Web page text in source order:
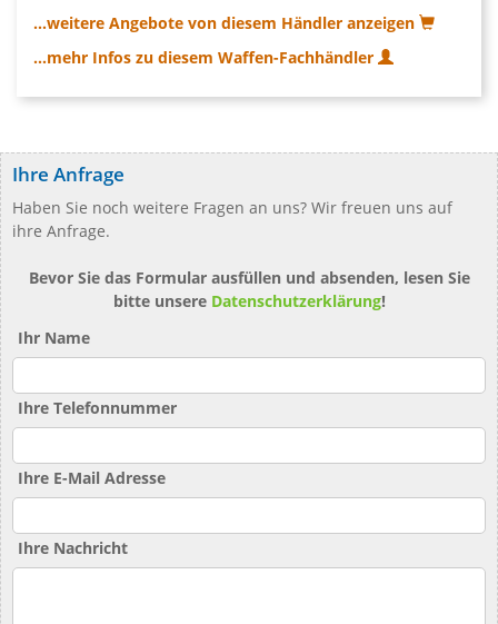
...weitere Angebote von diesem Händler anzeigen
...mehr Infos zu diesem Waffen-Fachhändler
Ihre Anfrage
Haben Sie noch weitere Fragen an uns? Wir freuen uns auf
ihre Anfrage.
Bevor Sie das Formular ausfüllen und absenden, lesen Sie
bitte unsere Datenschutzerklärung!
Ihr Name
Ihre Telefonnummer
Ihre E-Mail Adresse
Ihre Nachricht